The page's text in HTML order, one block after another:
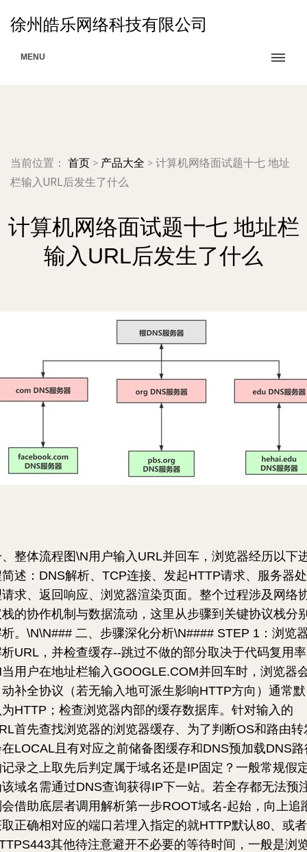
徐州皓乐网络科技有限公司
MENU
当前位置： 首页 > 产品大全 > 计算机网络面试题十七 地址
栏输入URL后发生了什么
计算机网络面试题十七 地址栏
输入URL后发生了什么
整体流程图\N用户输入URL并回车，浏览器经历以下
述：DNS解析、TCP连接、发起HTTP请求、服务器处
求、返回响应、浏览器渲染页面。整个过程涉及网络
的协作机制与数据流动，这里从步骤到关键协议栈分
。\N\N### 二、步骤深化分析\N#### STEP 1：浏览
URL，并检查缓存--跳过不做的部分取决于代码复用率
用户在地址栏输入GOOGLE.COM并回车时，浏览器
补全协议（若无输入地可派生影响HTTP方向）通常默
HTTP；检查浏览器内部的缓存数据库。针对输入的
首先查找浏览器的浏览器缓存、为了判断OS和路由转
LOCAL且有对应之前储备图缓存和DNS预加载DNS路
录之上取先后判定属于域名还是IP固定？一般常规假
域名需通过DNS查询获得IP下一站。若全存都无法预
借助底层者调用解析第一步ROOT域名-起始，向上追
正确相对应的端口若埋入指定的就HTTP默认80、或者
其他待注意避开不必要的等待时间，一般是浏